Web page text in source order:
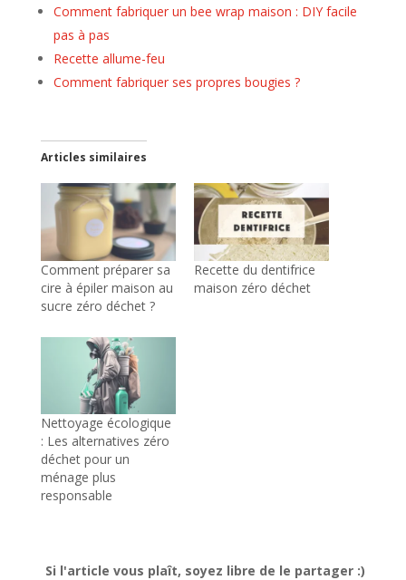
Comment fabriquer un bee wrap maison : DIY facile
pas à pas
Recette allume-feu
Comment fabriquer ses propres bougies ?
Articles similaires
Comment préparer sa
cire à épiler maison au
sucre zéro déchet ?
Recette du dentifrice
maison zéro déchet
Nettoyage écologique
: Les alternatives zéro
déchet pour un
ménage plus
responsable
Si l'article vous plaît, soyez libre de le partager :)